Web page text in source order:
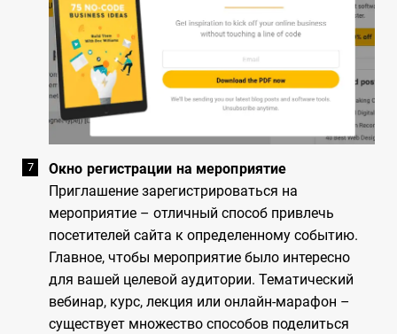
Окно регистрации на мероприятие
Приглашение зарегистрироваться на
мероприятие – отличный способ привлечь
посетителей сайта к определенному событию.
Главное, чтобы мероприятие было интересно
для вашей целевой аудитории. Тематический
вебинар, курс, лекция или онлайн-марафон –
существует множество способов поделиться